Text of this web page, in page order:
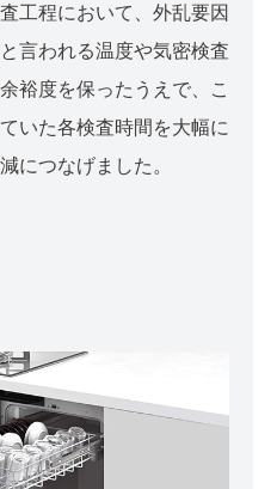
工程において、外乱要因
言われる温度や気密検査
裕度を保ったうえで、こ
いた各検査時間を大幅に
につなげました。